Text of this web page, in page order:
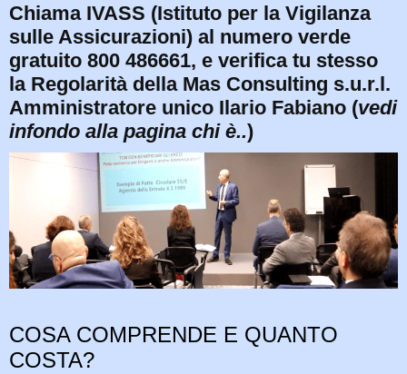
Chiama IVASS (Istituto per la Vigilanza
sulle Assicurazioni) al numero verde
gratuito 800 486661, e verifica tu stesso
la Regolarità della Mas Consulting s.u.r.l.
Amministratore unico Ilario Fabiano (vedi
infondo alla pagina chi è..)
COSA COMPRENDE E QUANTO
COSTA?